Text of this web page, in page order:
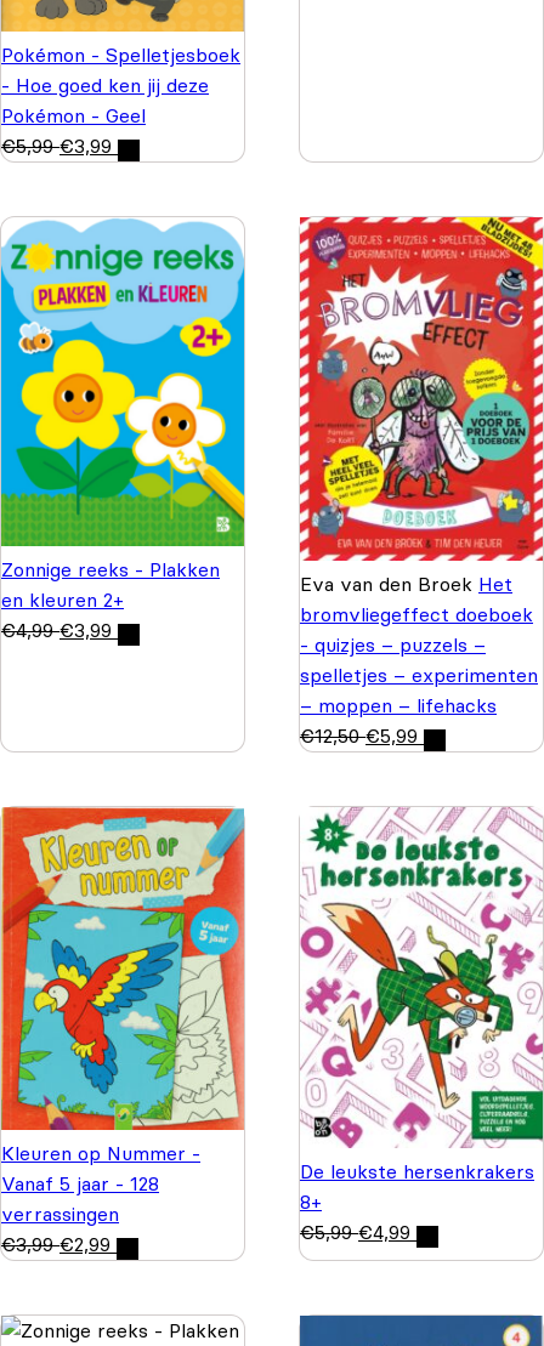
Pokémon - Spelletjesboek
- Hoe goed ken jij deze
Pokémon - Geel
€5,99 €3,99
Zonnige reeks - Plakken
en kleuren 2+
€4,99 €3,99
Eva van den Broek Het
bromvliegeffect doeboek
- quizjes – puzzels –
spelletjes – experimenten
– moppen – lifehacks
€12,50 €5,99
Kleuren op Nummer -
Vanaf 5 jaar - 128
verrassingen
€3,99 €2,99
De leukste hersenkrakers
8+
€5,99 €4,99